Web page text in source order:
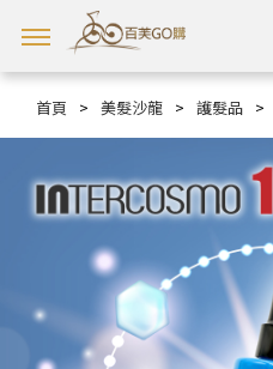
首頁 > 美髮沙龍 > 護髮品 >